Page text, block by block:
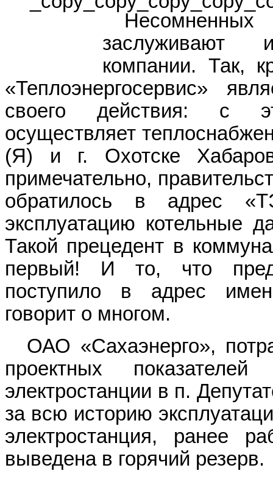
заслуживают
компании. Так,
«Теплоэнергосервис»
своего действия: с
осуществляет
(Я) и г. Охотске
примечательно,
обратилось в адрес
эксплуатацию котельные
Такой прецедент в
первый! И то, что
поступило в адрес
говорит о многом.
ОАО «Сахаэнерго»,
проектных
электростанции в п.
за всю историю
электростанция, ранее
выведена в горячий резерв.